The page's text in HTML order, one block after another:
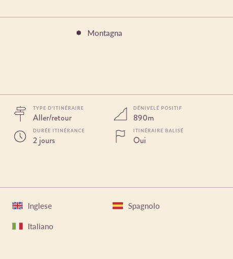
Montagna
TYPE D'ITINÉRAIRE
Aller/retour
DÉNIVELÉ POSITIF
890m
DURÉE ITINÉRANCE
2 jours
ITINÉRAIRE BALISÉ
Oui
Inglese
Spagnolo
Italiano